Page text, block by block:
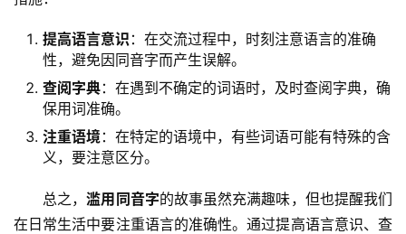
提高语言意识 ：在交流过程中，时刻注意语言的准确
性，避免因同音字而产生误解。
查阅字典：在遇到不确定的词语时，及时查阅字典，确
保用词准确。
注重语境：在特定的语境中，有些词语可能有特殊的含
义，要注意区分。
总之，滥用同音字的故事虽然充满趣味，但也提醒我们
在日常生活中要注重语言的准确性。通过提高语言意识、查